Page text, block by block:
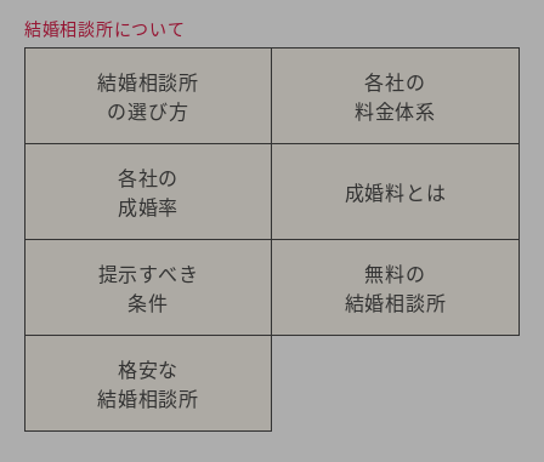
結婚相談所について
結婚相談所
の選び方
各社の
料金体系
各社の
成婚率
成婚料とは
提示すべき
条件
無料の
結婚相談所
格安な
結婚相談所